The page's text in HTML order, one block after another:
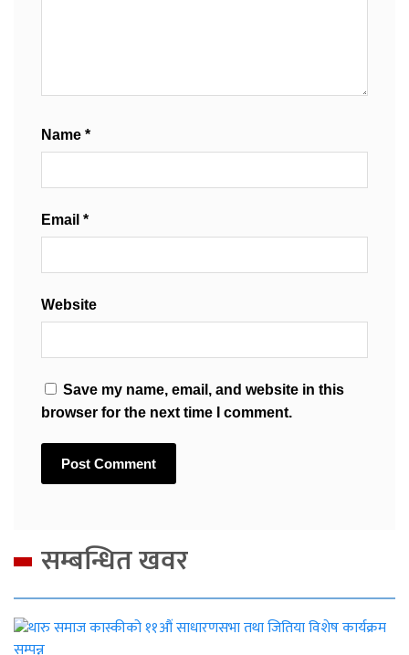
Name *
Email *
Website
Save my name, email, and website in this
browser for the next time I comment.
सम्बन्धित खवर